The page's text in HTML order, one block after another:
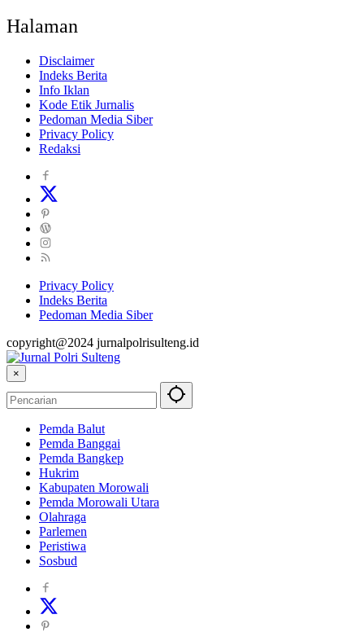
Halaman
Disclaimer
Indeks Berita
Info Iklan
Kode Etik Jurnalis
Pedoman Media Siber
Privacy Policy
Redaksi
Privacy Policy
Indeks Berita
Pedoman Media Siber
copyright@2024 jurnalpolrisulteng.id
×
Pemda Balut
Pemda Banggai
Pemda Bangkep
Hukrim
Kabupaten Morowali
Pemda Morowali Utara
Olahraga
Parlemen
Peristiwa
Sosbud